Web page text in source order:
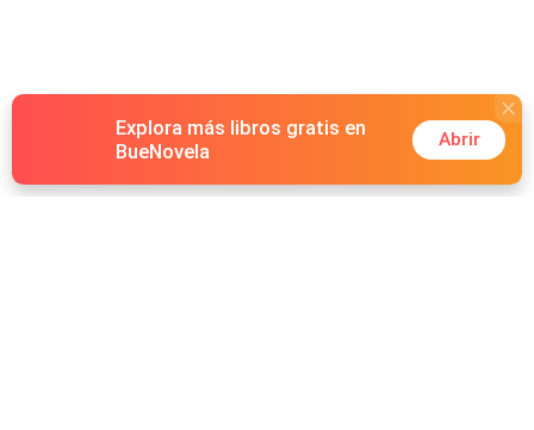
Explora más libros gratis en
BueNovela
Abrir